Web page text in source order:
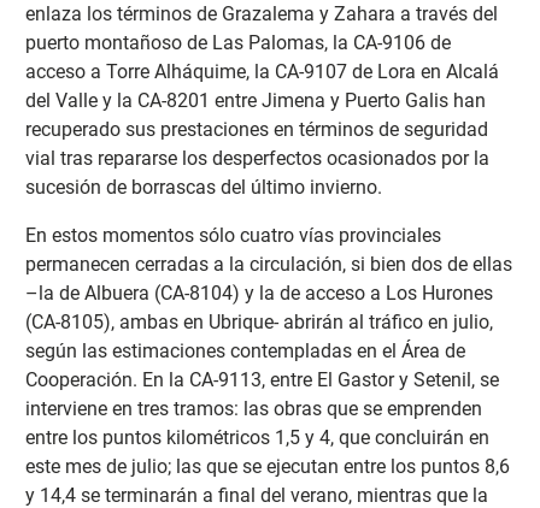
enlaza los términos de Grazalema y Zahara a través del
puerto montañoso de Las Palomas, la CA-9106 de
acceso a Torre Alháquime, la CA-9107 de Lora en Alcalá
del Valle y la CA-8201 entre Jimena y Puerto Galis han
recuperado sus prestaciones en términos de seguridad
vial tras repararse los desperfectos ocasionados por la
sucesión de borrascas del último invierno.
En estos momentos sólo cuatro vías provinciales
permanecen cerradas a la circulación, si bien dos de ellas
–la de Albuera (CA-8104) y la de acceso a Los Hurones
(CA-8105), ambas en Ubrique- abrirán al tráfico en julio,
según las estimaciones contempladas en el Área de
Cooperación. En la CA-9113, entre El Gastor y Setenil, se
interviene en tres tramos: las obras que se emprenden
entre los puntos kilométricos 1,5 y 4, que concluirán en
este mes de julio; las que se ejecutan entre los puntos 8,6
y 14,4 se terminarán a final del verano, mientras que la